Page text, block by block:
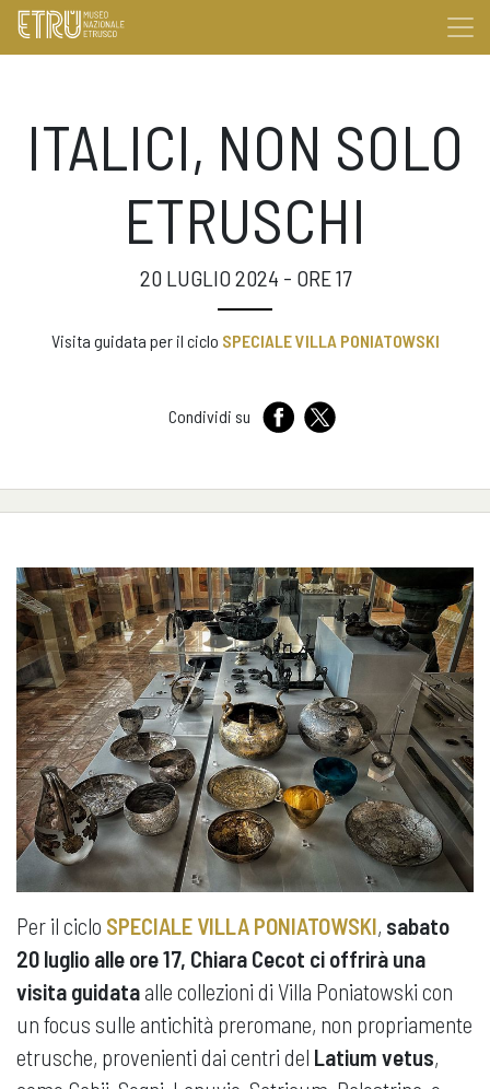
ITALICI, NON SOLO
ETRUSCHI
20 LUGLIO 2024 - ORE 17
Visita guidata per il ciclo SPECIALE VILLA PONIATOWSKI
Condividi su
Per il ciclo SPECIALE VILLA PONIATOWSKI, sabato
20 luglio alle ore 17, Chiara Cecot ci offrirà una
visita guidata alle collezioni di Villa Poniatowski con
un focus sulle antichità preromane, non propriamente
etrusche, provenienti dai centri del Latium vetus,